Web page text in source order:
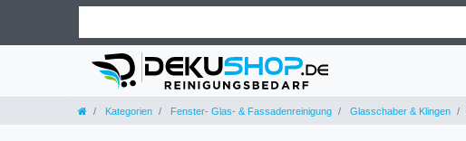
Kategorien Fenster- Glas- & Fassadenreinigung Glasschaber & Klingen